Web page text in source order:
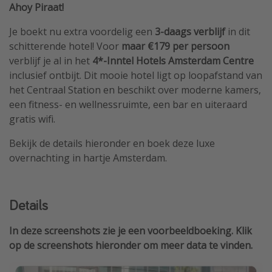
Ahoy Piraat!
Je boekt nu extra voordelig een 3-daags verblijfin dit
schitterende hotel! Voor maar €179 per persoon
verblijf je al in het 4*-Inntel Hotels Amsterdam Centre
inclusief ontbijt. Dit mooie hotel ligt op loopafstand van
het Centraal Station en beschikt over moderne kamers,
een fitness- en wellnessruimte, een bar en uiteraard
gratis wifi.
Bekijk de details hieronder en boek deze luxe
overnachting in hartje Amsterdam.
Details
In deze screenshots zie je een voorbeeldboeking. Klik
op de screenshots hieronder om meer data te vinden.